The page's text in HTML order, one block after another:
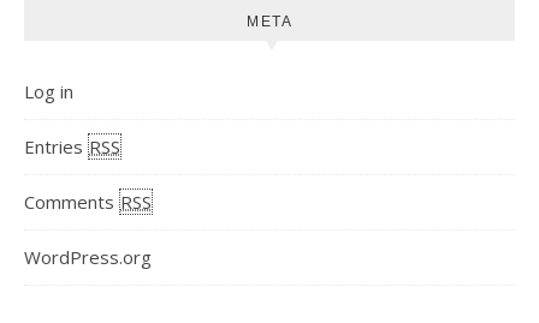
META
Log in
Entries RSS
Comments RSS
WordPress.org